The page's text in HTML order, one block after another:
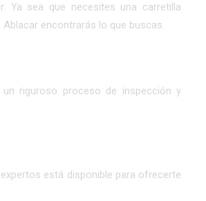
Ya sea que necesites una carretilla
encontrarás lo que buscas.
riguroso proceso de inspección y
está disponible para ofrecerte